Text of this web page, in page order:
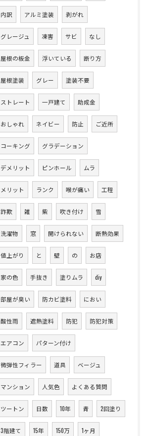
内訳 アルミ塗装 剥がれ
グレージュ 凍害 サビ なし
屋根の板金 浮いている 断り方
屋根塗装 グレー 塗装不要
ストレート 一戸建て 助成金
おしゃれ ネイビー 防止 ご近所
コーキング グラデーション
デメリット ピンホール ムラ
メリット ランク 喉が痛い 工程
詐欺 雑 紫 吹き付け 雪
洗濯物 窓 開けられない 断熱効果
値上がり と 壁 の お店
家の色 手抜き 塗りムラ diy
部屋が臭い 防カビ塗料 におい
酸性雨 遮熱塗料 防犯 防犯対策
エアコン パターン付け
微弾性フィラー 道具 ベージュ
マンション 人気色 よくある質問
ツートン 日数 10年 青 2回塗り
3階建て 15年 150万 1ヶ月